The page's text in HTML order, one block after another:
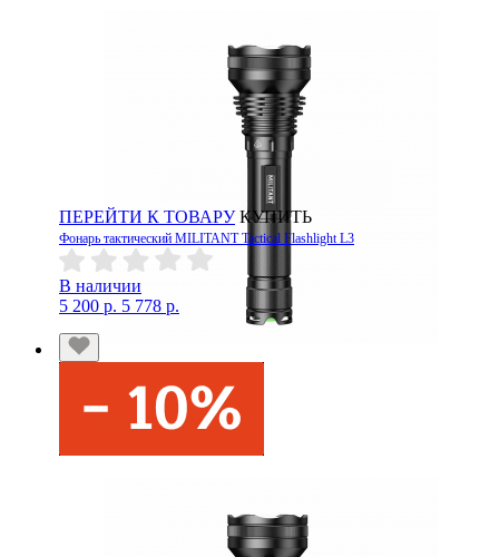
ПЕРЕЙТИ К ТОВАРУ КУПИТЬ
Фонарь тактический MILITANT Tactical Flashlight L3
В наличии
5 200 р. 5 778 р.